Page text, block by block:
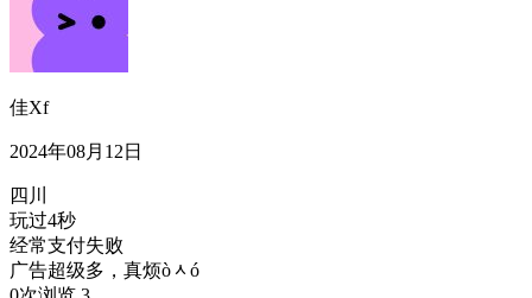
佳Xf
2024年08月12日
四川
玩过4秒
经常支付失败
广告超级多，真烦òᆺó